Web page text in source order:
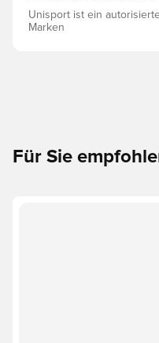
Unisport ist ein
Marken
Für Sie